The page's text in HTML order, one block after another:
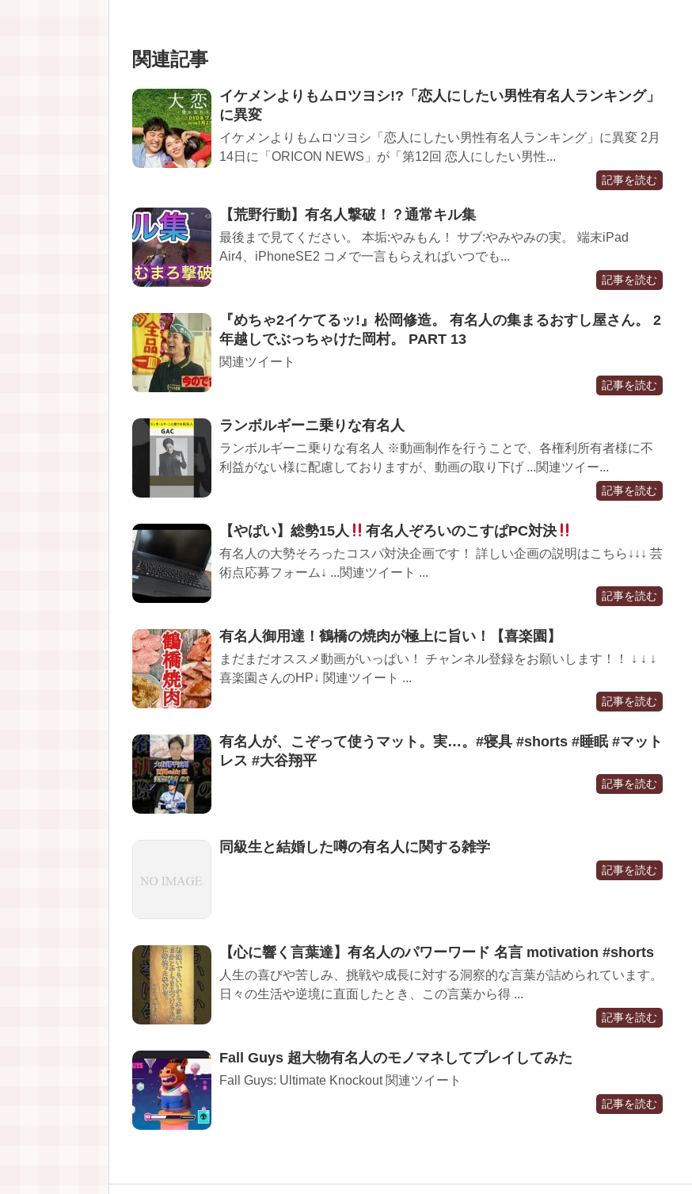
関連記事
イケメンよりもムロツヨシ!?「恋人にしたい男性有名人ランキング」
に異変
イケメンよりもムロツヨシ「恋人にしたい男性有名人ランキング」に異変 2月
14日に「ORICON NEWS」が「第12回 恋人にしたい男性...
記事を読む
【荒野行動】有名人撃破！？通常キル集
最後まで見てください。 本垢:やみもん！ サブ:やみやみの実。 端末iPad
Air4、iPhoneSE2 コメで一言もらえればいつでも...
記事を読む
『めちゃ2イケてるッ!』松岡修造。 有名人の集まるおすし屋さん。 2
年越しでぶっちゃけた岡村。 PART 13
関連ツイート
記事を読む
ランボルギーニ乗りな有名人
ランボルギーニ乗りな有名人 ※動画制作を行うことで、各権利所有者様に不
利益がない様に配慮しておりますが、動画の取り下げ ...関連ツイー...
記事を読む
【やばい】総勢15人 有名人ぞろいのこすぱPC対決
有名人の大勢そろったコスパ対決企画です！ 詳しい企画の説明はこちら↓↓↓ 芸
術点応募フォーム↓ ...関連ツイート ...
記事を読む
有名人御用達！鶴橋の焼肉が極上に旨い！【喜楽園】
まだまだオススメ動画がいっぱい！ チャンネル登録をお願いします！！ ↓ ↓ ↓
喜楽園さんのHP↓ 関連ツイート ...
記事を読む
有名人が、こぞって使うマット。実…。#寝具 #shorts #睡眠 #マット
レス #大谷翔平
記事を読む
同級生と結婚した噂の有名人に関する雑学
記事を読む
【心に響く言葉達】有名人のパワーワード 名言 motivation #shorts
人生の喜びや苦しみ、挑戦や成長に対する洞察的な言葉が詰められています。
日々の生活や逆境に直面したとき、この言葉から得 ...
記事を読む
Fall Guys 超大物有名人のモノマネしてプレイしてみた
Fall Guys: Ultimate Knockout 関連ツイート
記事を読む